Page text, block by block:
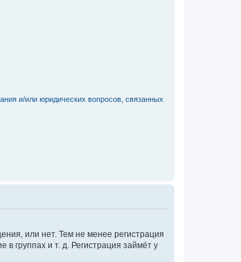
и/или юридических вопросов, связанных
или нет. Тем не менее регистрация
группах и т. д. Регистрация займёт у